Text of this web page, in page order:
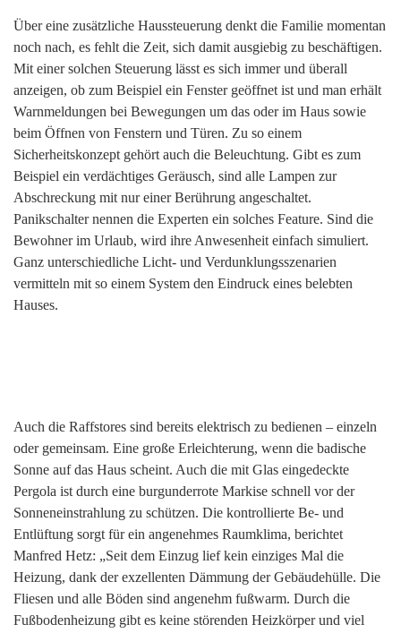
Über eine zusätzliche Haussteuerung denkt die Familie momentan
noch nach, es fehlt die Zeit, sich damit ausgiebig zu beschäftigen.
Mit einer solchen Steuerung lässt es sich immer und überall
anzeigen, ob zum Beispiel ein Fenster geöffnet ist und man erhält
Warnmeldungen bei Bewegungen um das oder im Haus sowie
beim Öffnen von Fenstern und Türen. Zu so einem
Sicherheitskonzept gehört auch die Beleuchtung. Gibt es zum
Beispiel ein verdächtiges Geräusch, sind alle Lampen zur
Abschreckung mit nur einer Berührung angeschaltet.
Panikschalter nennen die Experten ein solches Feature. Sind die
Bewohner im Urlaub, wird ihre Anwesenheit einfach simuliert.
Ganz unterschiedliche Licht- und Verdunklungsszenarien
vermitteln mit so einem System den Eindruck eines belebten
Hauses.
Auch die Raffstores sind bereits elektrisch zu bedienen – einzeln
oder gemeinsam. Eine große Erleichterung, wenn die badische
Sonne auf das Haus scheint. Auch die mit Glas eingedeckte
Pergola ist durch eine burgunderrote Markise schnell vor der
Sonneneinstrahlung zu schützen. Die kontrollierte Be- und
Entlüftung sorgt für ein angenehmes Raumklima, berichtet
Manfred Hetz: „Seit dem Einzug lief kein einziges Mal die
Heizung, dank der exzellenten Dämmung der Gebäudehülle. Die
Fliesen und alle Böden sind angenehm fußwarm. Durch die
Fußbodenheizung gibt es keine störenden Heizkörper und viel